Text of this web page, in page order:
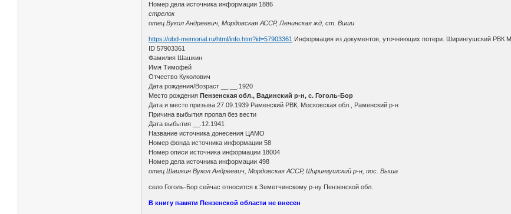
Номер дела источника информации 1886
стрелок
отец Вукол Андреевич, Мордовская АССР, Ленинская жд, ст. Виши
https://obd-memorial.ru/html/info.htm?id=57903361 Информация из документов, уточняющих потери. Ширингушский РВК
ID 57903361
Фамилия Шашкин
Имя Тимофей
Отчество Куколович
Дата рождения/Возраст __.__.1920
Место рожденияПензенская обл., Вадинский р-н, с. Гоголь-Бор
Дата и место призыва 27.09.1939 Раменский РВК, Московская обл., Раменский р-н
Причина выбытия пропал без вести
Дата выбытия __.12.1941
Название источника донесения ЦАМО
Номер фонда источника информации 58
Номер описи источника информации 18004
Номер дела источника информации 498
отец Шашкин Вукол Андреевич, Мордовская АССР, Ширингушский р-н, пос. Выша
село Гоголь-Бор сейчас относится к Земетчинскому р-ну Пензенской обл.
В книгу памяти Пензенской области не внесен